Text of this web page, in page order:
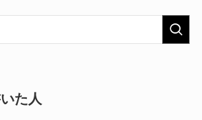
た人